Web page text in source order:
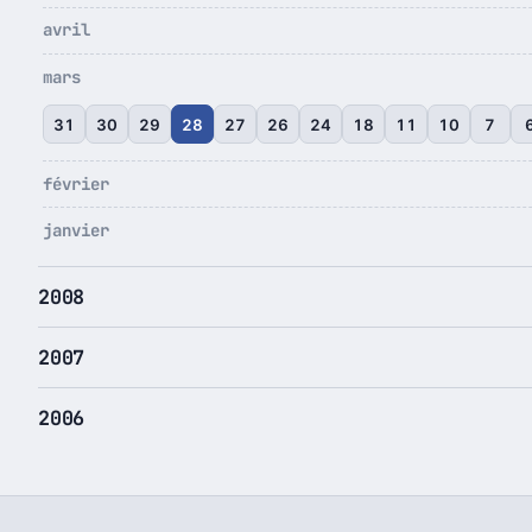
avril
mars
31 30 29 28 27 26 24 18 11 10 7
février
janvier
2008
2007
2006